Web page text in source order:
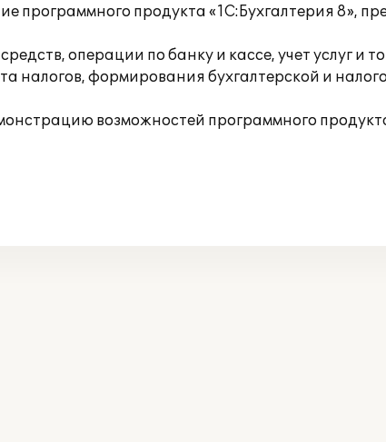
продукта «1С:Бухгалтерия 8»,
операции по банку и кассе, учет услуг и
налогов, формирования бухгалтерской и
возможностей программного